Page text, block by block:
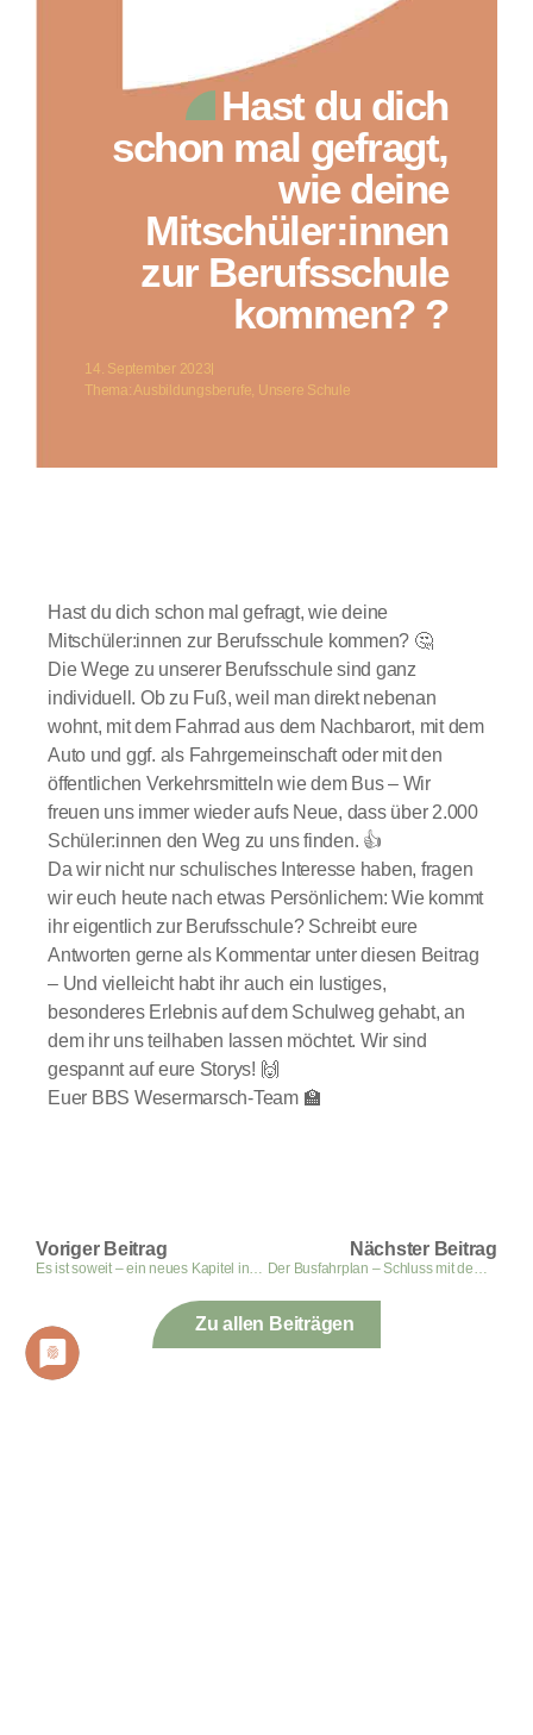
Hast du dich
schon mal gefragt,
wie deine
Mitschüler:innen
zur Berufsschule
kommen? ?
14. September 2023
Thema:Ausbildungsberufe, Unsere Schule
Hast du dich schon mal gefragt, wie deine
Mitschüler:innen zur Berufsschule kommen? 🤔
Die Wege zu unserer Berufsschule sind ganz
individuell. Ob zu Fuß, weil man direkt nebenan
wohnt, mit dem Fahrrad aus dem Nachbarort, mit dem
Auto und ggf. als Fahrgemeinschaft oder mit den
öffentlichen Verkehrsmitteln wie dem Bus – Wir
freuen uns immer wieder aufs Neue, dass über 2.000
Schüler:innen den Weg zu uns finden. 👍
Da wir nicht nur schulisches Interesse haben, fragen
wir euch heute nach etwas Persönlichem: Wie kommt
ihr eigentlich zur Berufsschule? Schreibt eure
Antworten gerne als Kommentar unter diesen Beitrag
– Und vielleicht habt ihr auch ein lustiges,
besonderes Erlebnis auf dem Schulweg gehabt, an
dem ihr uns teilhaben lassen möchtet. Wir sind
gespannt auf eure Storys! 🙌
Euer BBS Wesermarsch-Team 🏫
Voriger Beitrag
Es ist soweit – ein neues Kapitel in eurer Ausbildung und beruflichen Laufbahn beginnt! ?
Nächster Beitrag
Der Busfahrplan – Schluss mit dem zuspät-kommen! ?
Zu allen Beiträgen